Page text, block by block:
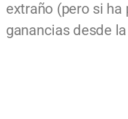
extraño (pero si ha
ganancias desde